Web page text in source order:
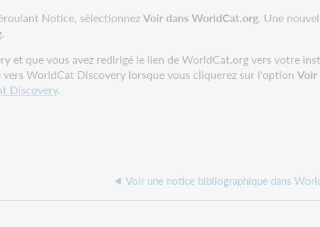
Notice, sélectionnezVoir dans WorldCat.org. Une
et que vous avez redirigé le lien de WorldCat.org vers votre
vers WorldCat Discovery lorsque vous cliquerez sur l'option Voir
Discovery.
Voir une notice bibliographique dans